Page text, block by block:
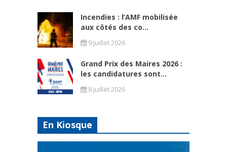
Incendies : l’AMF mobilisée
aux côtés des co...
9 juillet 2026
Grand Prix des Maires 2026 :
les candidatures sont...
8 juillet 2026
En Kiosque